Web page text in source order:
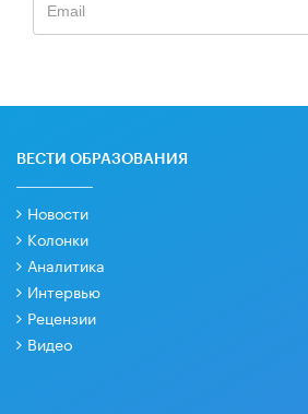
ВЕСТИ ОБРАЗОВАНИЯ
Новости
Колонки
Аналитика
Интервью
Рецензии
Видео